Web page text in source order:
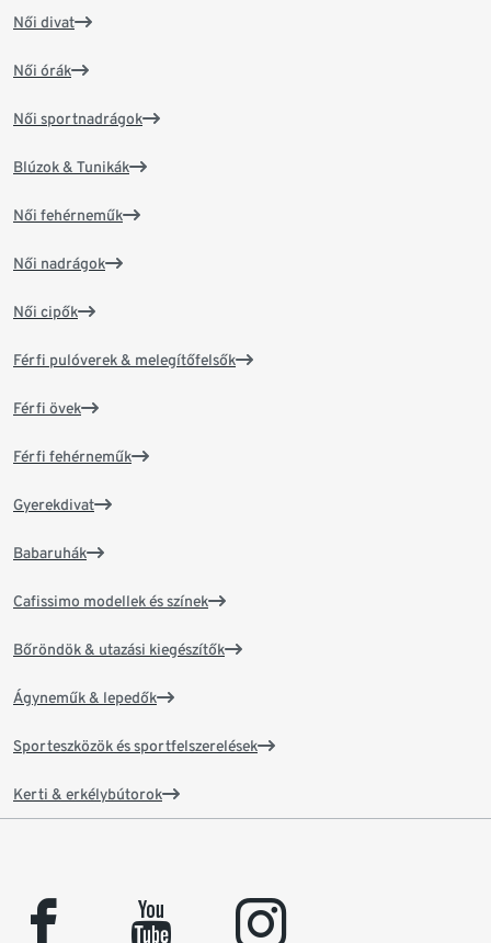
Női divat
Női órák
Női sportnadrágok
Blúzok & Tunikák
Női fehérneműk
Női nadrágok
Női cipők
Férfi pulóverek & melegítőfelsők
Férfi övek
Férfi fehérneműk
Gyerekdivat
Babaruhák
Cafissimo modellek és színek
Bőröndök & utazási kiegészítők
Ágyneműk & lepedők
Sporteszközök és sportfelszerelések
Kerti & erkélybútorok
facebook youtube instagram